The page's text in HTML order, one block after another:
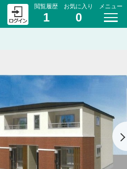
閲覧履歴
1
お気に入り
0
メニュー